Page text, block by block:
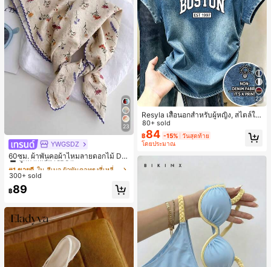
23
YWGSDZ
60ซม. ผ้าพันคอผ้าไหมลายดอกไม้ Dit
sy สีเบจ, เครื่องประดับใหม่สำหรับผู้หญิ
งฤดูใบไม้ผลิ/ฤดูใบไม้ร่วง, ผ้าพันคอผืน
บางอเนกประสงค์หรูหรา
#1 ขายดี
ลูกค้ากลับมาซื้อซ้ำ!
#1 ขายดี
ลูกค้ากลับมาซื้อซ้ำ!
#1 ขายดี
ลูกค้ากลับมาซื้อซ้ำ!
#1 ขายดี
ใน สีเบจ ผ้าพันคอทรงสี่เหลี่ยมและผ้าพันคอสำหรับผู้
300+ sold
฿89
23
Resyla เสื้อนอกสำหรับผู้หญิง, สไตล์ให
ม่ฤดูร้อน, กีฬากลางแจ้งแบบสบายๆ, ลา
ยออกแบบ, พิมพ์ตัวอักษร & ตัวเลข สีน้ำ
เงิน แฟชั่น & อเนกประสงค์ เสื้อยืด, สตรี
ทแวร์ถ่ายภาพ, สไตล์สตรีท, เทศกาล, เ
สื้อยืดสำหรับผู้หญิง
80+ sold
฿84 -15% วันสุดท้าย
โดยประมาณ